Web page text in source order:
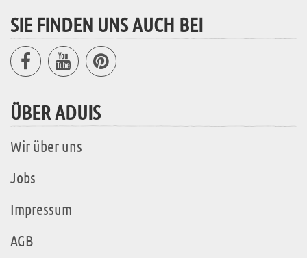
SIE FINDEN UNS AUCH BEI
ÜBER ADUIS
Wir über uns
Jobs
Impressum
AGB